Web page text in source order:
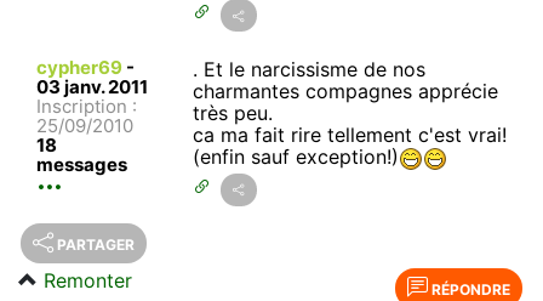
cypher69 -
03 janv. 2011
Inscription :
25/09/2010
18
messages
. Et le narcissisme de nos
charmantes compagnes apprécie
très peu.
ca ma fait rire tellement c'est vrai!
(enfin sauf exception!)
PARTAGER
RÉPONDRE
Remonter